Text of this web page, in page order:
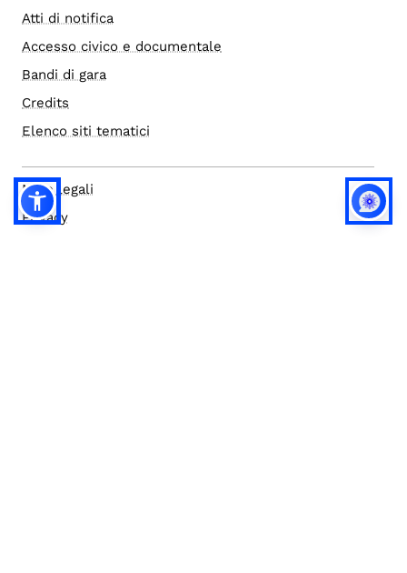
Atti di notifica
Accesso civico e documentale
Bandi di gara
Credits
Elenco siti tematici
Note legali
Privacy